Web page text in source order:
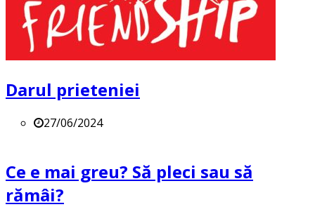
Darul prieteniei
27/06/2024
Ce e mai greu? Să pleci sau să
rămâi?